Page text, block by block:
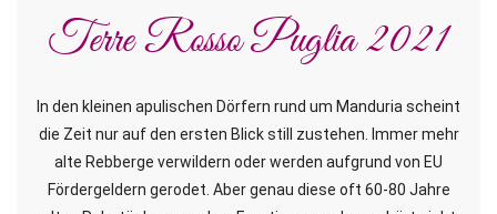
Terre Rosso Puglia 2021
In den kleinen apulischen Dörfern rund um Manduria scheint
die Zeit nur auf den ersten Blick still zustehen. Immer mehr
alte Rebberge verwildern oder werden aufgrund von EU
Fördergeldern gerodet. Aber genau diese oft 60-80 Jahre